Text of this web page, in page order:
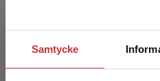
Samtycke